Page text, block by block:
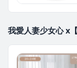
我愛人妻少女心 x
箱